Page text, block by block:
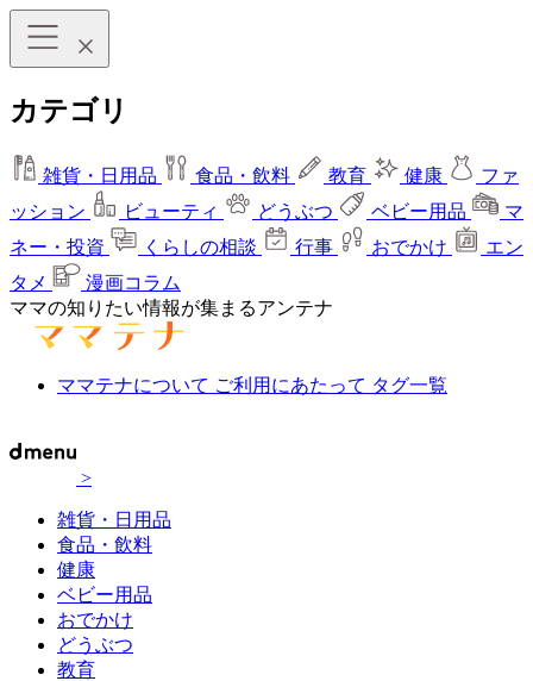
カテゴリ
雑貨・日用品 食品・飲料 教育 健康
ファ
ッション
ビューティ どうぶつ ベビー用品
マ
ネー・投資
くらしの相談 行事 おでかけ
エン
タメ
漫画コラム
ママの知りたい情報が集まるアンテナ
ママテナについて ご利用にあたって タグ一覧
>
雑貨・日用品
食品・飲料
健康
ベビー用品
おでかけ
どうぶつ
教育